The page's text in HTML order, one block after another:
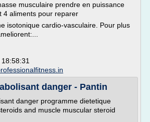
musculaire prendre en puissance
4 aliments pour reparer
isotonique cardio-vasculaire. Pour plus
danger - Pantin
danger programme dietetique
and muscle muscular steroid